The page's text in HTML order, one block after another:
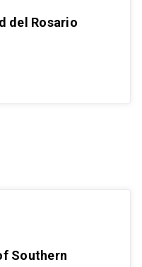
del Rosario
Southern